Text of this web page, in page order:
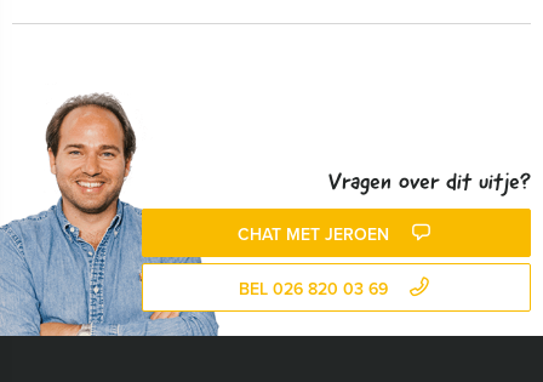
Vragen over dit uitje?
CHAT MET JEROEN
BEL 026 820 03 69